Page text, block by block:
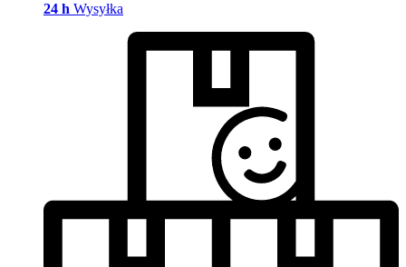
24 h Wysyłka